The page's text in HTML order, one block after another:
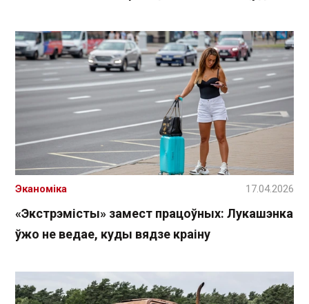
«Экстрэмісты» замест працоўных: Лукашэнка
ўжо не ведае, куды вядзе краіну
Эканоміка 17.04.2026